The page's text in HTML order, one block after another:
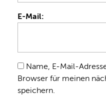
E-Mail:
Name, E-Mail-
Browser für meinen
speichern.